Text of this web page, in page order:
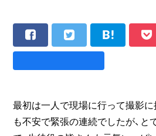
最初は一人で現場に行って撮影
も不安で緊張の連続でしたが、